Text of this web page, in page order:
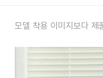
모델 착용 이미지보다 제